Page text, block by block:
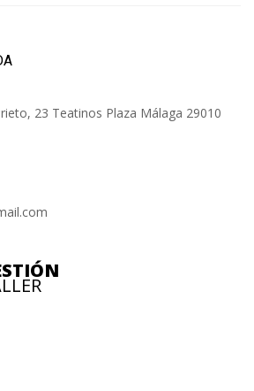
23 Teatinos Plaza Málaga 29010